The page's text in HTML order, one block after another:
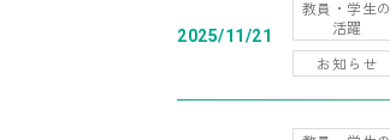
2025/11/21
教員・学生の
活躍
お知らせ